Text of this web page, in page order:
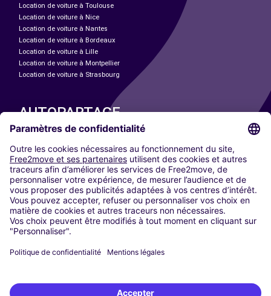
Location de voiture à Toulouse
Location de voiture à Nice
Location de voiture à Nantes
Location de voiture à Bordeaux
Location de voiture à Lille
Location de voiture à Montpellier
Location de voiture à Strasbourg
AUTOPARTAGE
Paris
Madrid
Washington DC
Milan
Rome
Turin
Vienne
Berlin
Düsseldorf